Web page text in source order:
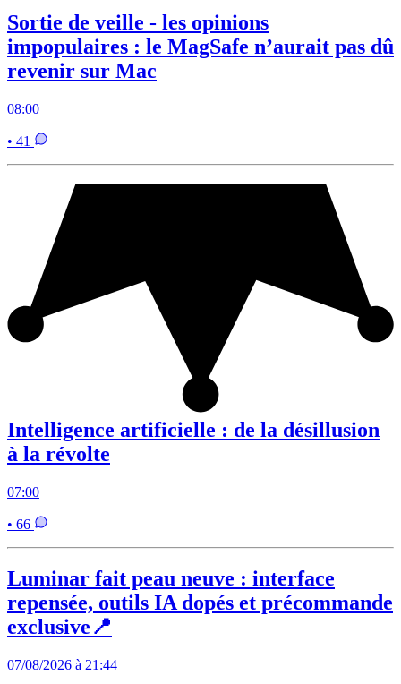
Sortie de veille - les opinions
impopulaires : le MagSafe n’aurait pas dû
revenir sur Mac
08:00
• 41
Intelligence artificielle : de la désillusion
à la révolte
07:00
• 66
Luminar fait peau neuve : interface
repensée, outils IA dopés et précommande
exclusive📍
07/08/2026 à 21:44